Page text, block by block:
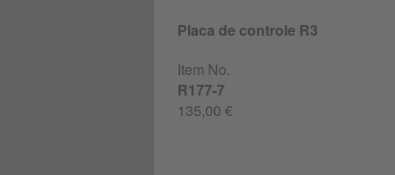
Placa de controle R3
Item No.
R177-7
135,00 €